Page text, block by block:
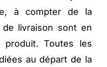
à compter de la
livraison sont en
produit. Toutes les
au départ de la